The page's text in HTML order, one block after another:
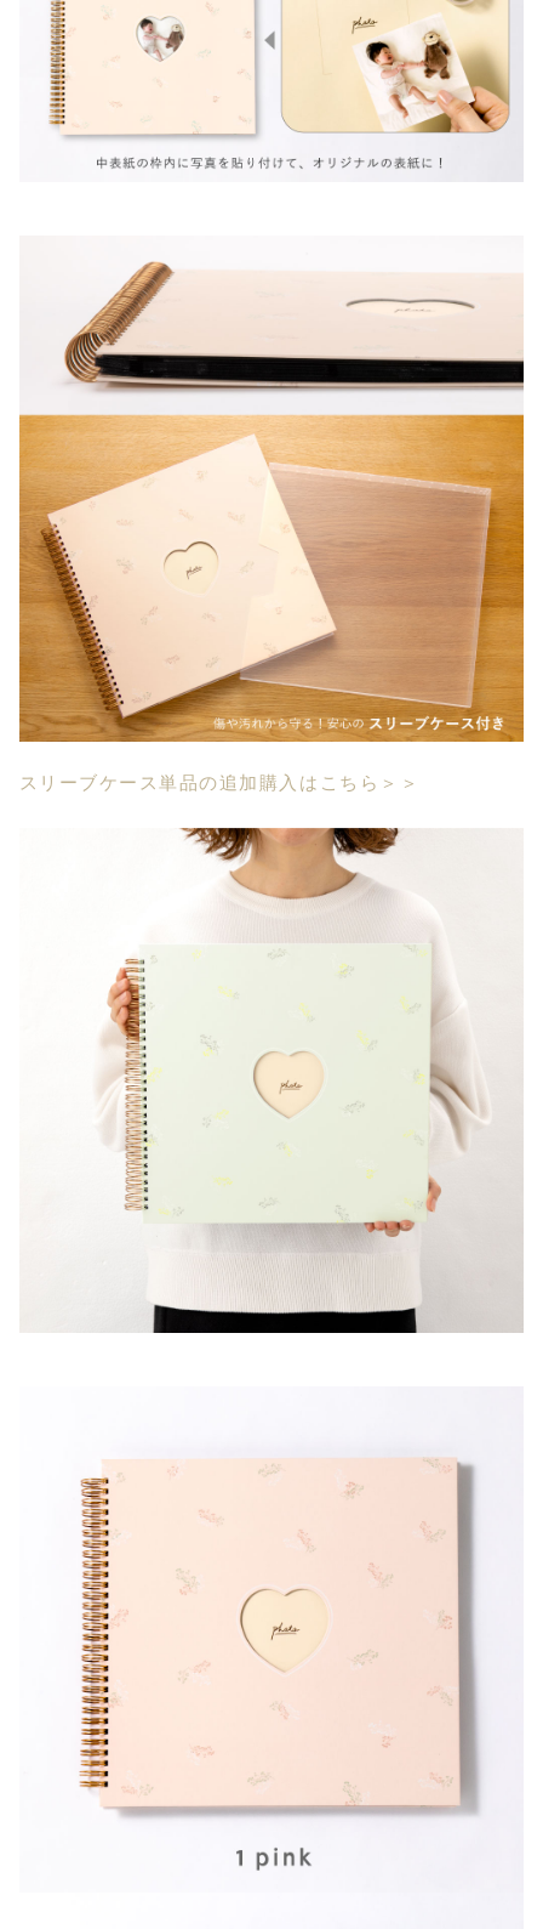
スリーブケース単品の追加購入はこちら＞＞